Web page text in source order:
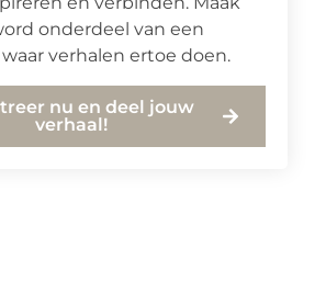
onderdeel van een
verhalen ertoe doen.
nu en deel jouw
verhaal!